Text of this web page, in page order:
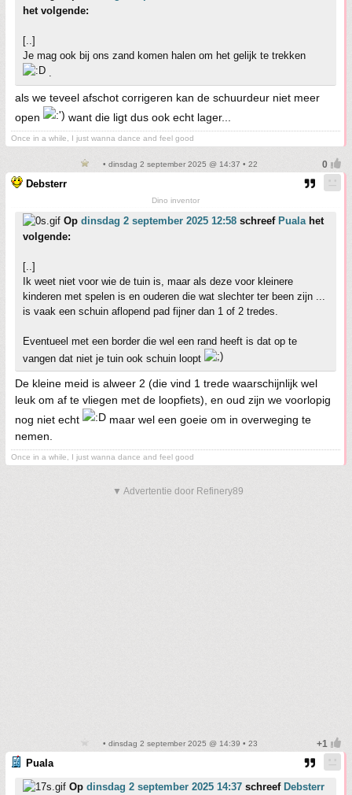
het volgende:
[..]
Je mag ook bij ons zand komen halen om het gelijk te trekken
als we teveel afschot corrigeren kan de schuurdeur niet meer
open
want die ligt dus ook echt lager...
Once in a while, I just wanna dance and feel good
• dinsdag 2 september 2025 @ 14:37 • 22
Debsterr
Dino inventor
Op dinsdag 2 september 2025 12:58 schreef Puala het
volgende:
[..]
Ik weet niet voor wie de tuin is, maar als deze voor kleinere
kinderen met spelen is en ouderen die wat slechter ter been zijn ...
is vaak een schuin aflopend pad fijner dan 1 of 2 tredes.
Eventueel met een border die wel een rand heeft is dat op te
vangen dat niet je tuin ook schuin loopt
De kleine meid is alweer 2 (die vind 1 trede waarschijnlijk wel
leuk om af te vliegen met de loopfiets), en oud zijn we voorlopig
nog niet echt
maar wel een goeie om in overweging te
nemen.
Once in a while, I just wanna dance and feel good
▼ Advertentie door Refinery89
• dinsdag 2 september 2025 @ 14:39 • 23
Puala
Op dinsdag 2 september 2025 14:37 schreef Debsterr